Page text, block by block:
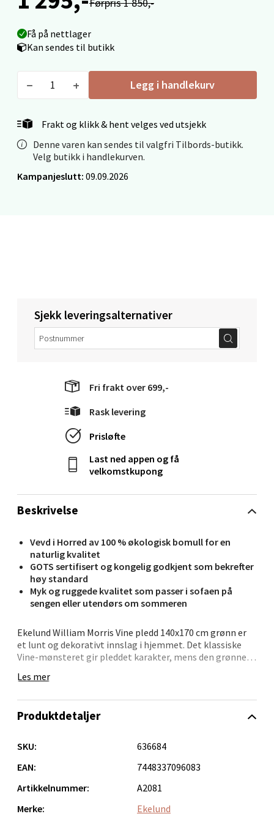
Førpris 1 850,-
Få på nettlager
Kan sendes til butikk
Legg i handlekurv
Frakt og klikk & hent velges ved utsjekk
Denne varen kan sendes til valgfri Tilbords-butikk.
Velg butikk i handlekurven.
Kampanjeslutt: 09.09.2026
Beskrivelse
Vevd i Horred av 100 % økologisk bomull for en
naturlig kvalitet
GOTS sertifisert og kongelig godkjent som bekrefter
høy standard
Myk og ruggede kvalitet som passer i sofaen på
sengen eller utendørs om sommeren
Ekelund William Morris Vine pledd 140x170 cm grønn er
et lunt og dekorativt innslag i hjemmet. Det klassiske
Vine-mønsteret gir pleddet karakter, mens den grønne
perfekt i sofaen, på sengen eller ute i hagemøblene når
Den ruggede overflaten gjør pleddet ekstra mykt å svøpe
økologisk bomull. Pleddet er GOTS-sertifisert og
produksjonskvalitet og standard. Størrelsen 140x170 cm
varmekilde og dekorativ detalj. Vaskes etter anvisning
for å bevare tekstilens uttrykk.
Les mer
Sjekk leveringsalternativer
Fri frakt over 699,-
Rask levering
Prisløfte
Last ned appen og få
velkomstkupong
Produktdetaljer
SKU:
636684
EAN:
7448337096083
Artikkelnummer:
A2081
Merke:
Ekelund
Ålesund - Thon Senter Moa
Langelandsvegen 25, 6010 Ålesund
Velg
Bolagsgata 1, 8514 Narvik
Åpent i dag 10-20
0 i butikk
Bergen - Oasen Senter
Folke Bernadottes vei 52, 5147 Fyllingsdalen
Åpent i dag 10-21
0 i butikk
Oppdal - Aunasenteret
Aunasenteret, Sunndalsvegen 3, 7340 Oppdal
Åpent i dag 10-19